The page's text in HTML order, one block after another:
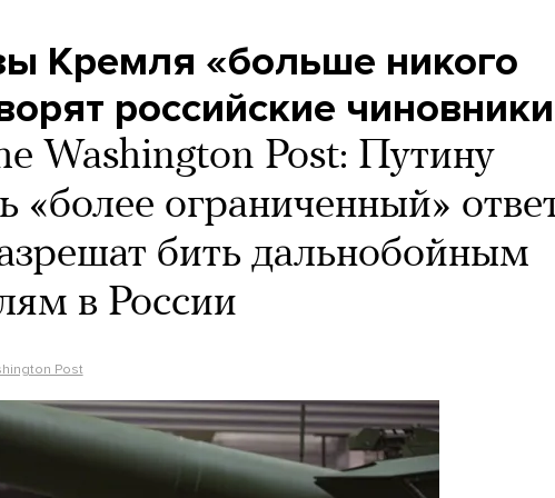
Кремля «больше никого
российские чиновники
Washington Post: Путину
«более ограниченный»
бить дальнобойным
в России
Post